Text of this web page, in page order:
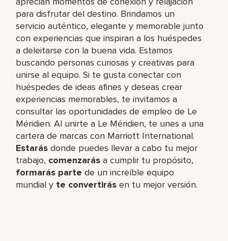
para disfrutar del destino. Brindamos un
servicio auténtico, elegante y memorable junto
con experiencias que inspiran a los huéspedes
a deleitarse con la buena vida. Estamos
buscando personas curiosas y creativas para
unirse al equipo. Si te gusta conectar con
huéspedes de ideas afines y deseas crear
experiencias memorables, te invitamos a
consultar las oportunidades de empleo de Le
Méridien. Al unirte a Le Méridien, te unes a una
cartera de marcas con Marriott International.
Estarás donde puedes llevar a cabo tu mejor
trabajo,​ comenzarás a cumplir tu propósito,
formarás parte de un increíble​ equipo
mundial y te convertirás en tu mejor versión.